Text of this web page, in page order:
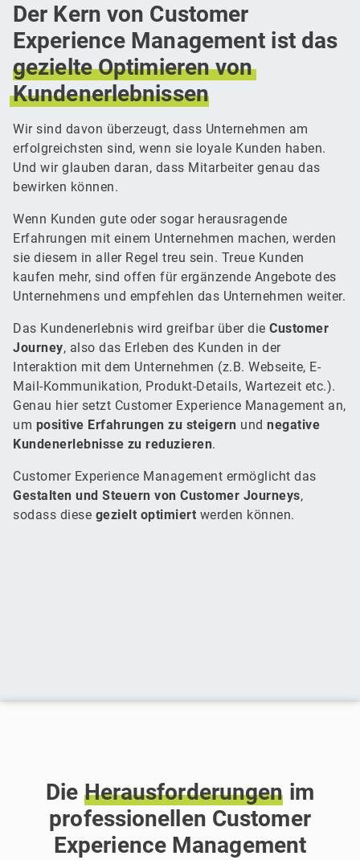
Der Kern von Customer
Experience Management ist das
gezielte Optimieren von
Kundenerlebnissen
Wir sind davon überzeugt, dass Unternehmen am
erfolgreichsten sind, wenn sie loyale Kunden haben.
Und wir glauben daran, dass Mitarbeiter genau das
bewirken können.
Wenn Kunden gute oder sogar herausragende
Erfahrungen mit einem Unternehmen machen, werden
sie diesem in aller Regel treu sein. Treue Kunden
kaufen mehr, sind offen für ergänzende Angebote des
Unternehmens und empfehlen das Unternehmen weiter.
Das Kundenerlebnis wird greifbar über die Customer
Journey, also das Erleben des Kunden in der
Interaktion mit dem Unternehmen (z.B. Webseite, E-
Mail-Kommunikation, Produkt-Details, Wartezeit etc.).
Genau hier setzt Customer Experience Management an,
um positive Erfahrungen zu steigern und negative
Kundenerlebnisse zu reduzieren.
Customer Experience Management ermöglicht das
Gestalten und Steuern von Customer Journeys,
sodass diese gezielt optimiert werden können.
Die Herausforderungen im
professionellen Customer
Experience Management